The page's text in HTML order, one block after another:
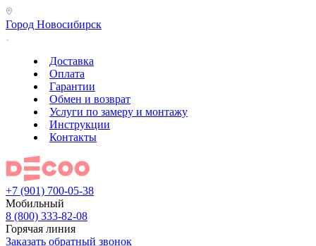
Город Новосибирск
Доставка
Оплата
Гарантии
Обмен и возврат
Услуги по замеру и монтажу
Инструкции
Контакты
+7 (901) 700-05-38
Мобильный
8 (800) 333-82-08
Горячая линия
Заказать обратный звонок